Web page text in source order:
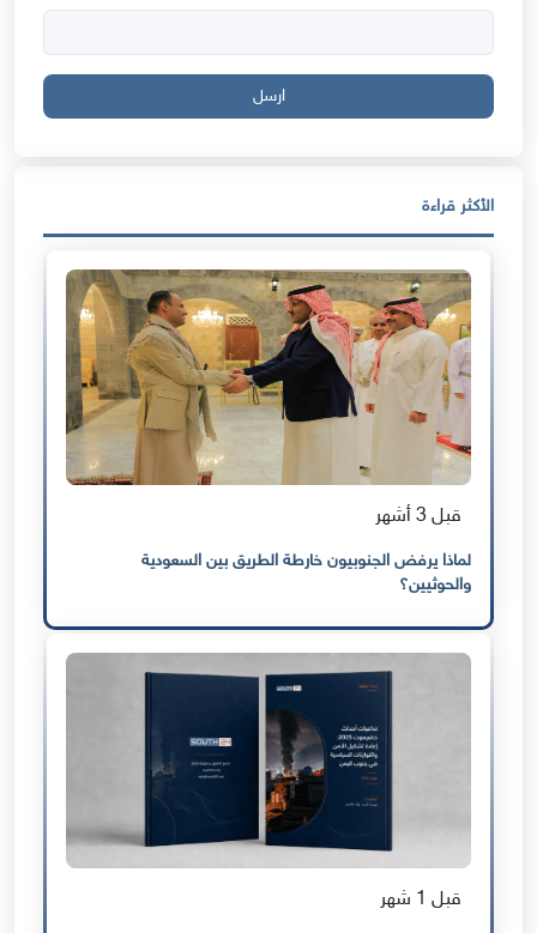
ارسل
الأكثر قراءة
قبل 3 أشهر
لماذا يرفض الجنوبيون خارطة الطريق بين السعودية
والحوثيين؟
قبل 1 شهر